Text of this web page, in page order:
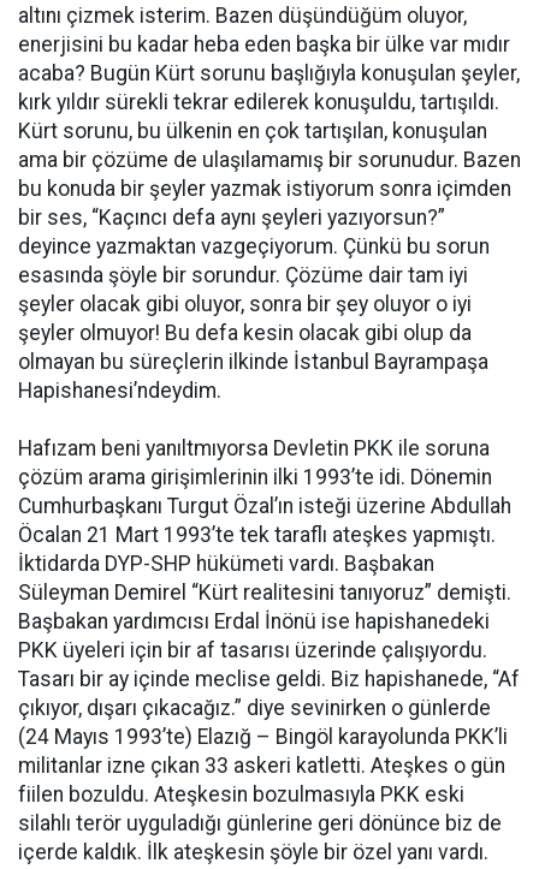
altını çizmek isterim. Bazen düşündüğüm oluyor,
enerjisini bu kadar heba eden başka bir ülke var mıdır
acaba? Bugün Kürt sorunu başlığıyla konuşulan şeyler,
kırk yıldır sürekli tekrar edilerek konuşuldu, tartışıldı.
Kürt sorunu, bu ülkenin en çok tartışılan, konuşulan
ama bir çözüme de ulaşılamamış bir sorunudur. Bazen
bu konuda bir şeyler yazmak istiyorum sonra içimden
bir ses, “Kaçıncı defa aynı şeyleri yazıyorsun?”
deyince yazmaktan vazgeçiyorum. Çünkü bu sorun
esasında şöyle bir sorundur. Çözüme dair tam iyi
şeyler olacak gibi oluyor, sonra bir şey oluyor o iyi
şeyler olmuyor! Bu defa kesin olacak gibi olup da
olmayan bu süreçlerin ilkinde İstanbul Bayrampaşa
Hapishanesi’ndeydim.
Hafızam beni yanıltmıyorsa Devletin PKK ile soruna
çözüm arama girişimlerinin ilki 1993’te idi. Dönemin
Cumhurbaşkanı Turgut Özal’ın isteği üzerine Abdullah
Öcalan 21 Mart 1993’te tek taraflı ateşkes yapmıştı.
İktidarda DYP-SHP hükümeti vardı. Başbakan
Süleyman Demirel “Kürt realitesini tanıyoruz” demişti.
Başbakan yardımcısı Erdal İnönü ise hapishanedeki
PKK üyeleri için bir af tasarısı üzerinde çalışıyordu.
Tasarı bir ay içinde meclise geldi. Biz hapishanede, “Af
çıkıyor, dışarı çıkacağız.” diye sevinirken o günlerde
(24 Mayıs 1993’te) Elazığ – Bingöl karayolunda PKK’li
militanlar izne çıkan 33 askeri katletti. Ateşkes o gün
fiilen bozuldu. Ateşkesin bozulmasıyla PKK eski
silahlı terör uyguladığı günlerine geri dönünce biz de
içerde kaldık. İlk ateşkesin şöyle bir özel yanı vardı.